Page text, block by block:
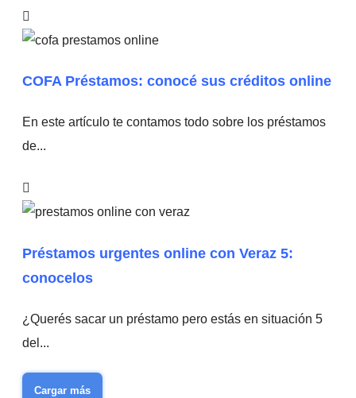
COFA Préstamos: conocé sus créditos online
En este artículo te contamos todo sobre los préstamos
de...
Préstamos urgentes online con Veraz 5:
conocelos
¿Querés sacar un préstamo pero estás en situación 5
del...
Cargar más